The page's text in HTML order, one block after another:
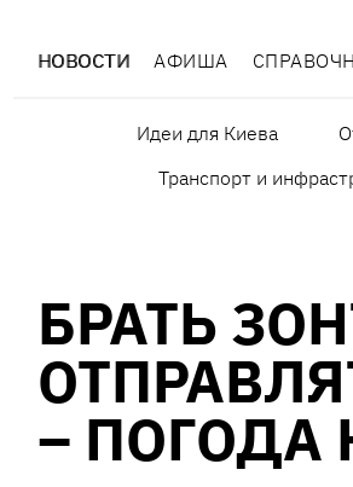
НОВОСТИ АФИША
Идеи для Киева
Транспорт и
БРАТЬ
– ПОГОДА